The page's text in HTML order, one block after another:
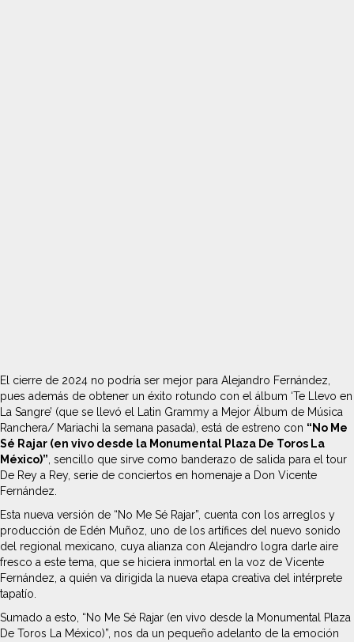
El cierre de 2024 no podría ser mejor para Alejandro Fernández,
pues además de obtener un éxito rotundo con el álbum ‘Te Llevo en
La Sangre’ (que se llevó el Latin Grammy a Mejor Álbum de Música
Ranchera/ Mariachi la semana pasada), está de estreno con “No Me
Sé Rajar (en vivo desde la Monumental Plaza De Toros La
México)”, sencillo que sirve como banderazo de salida para el tour
De Rey a Rey, serie de conciertos en homenaje a Don Vicente
Fernández.
Esta nueva versión de “No Me Sé Rajar”, cuenta con los arreglos y
producción de Edén Muñoz, uno de los artífices del nuevo sonido
del regional mexicano, cuya alianza con Alejandro logra darle aire
fresco a este tema, que se hiciera inmortal en la voz de Vicente
Fernández, a quién va dirigida la nueva etapa creativa del intérprete
tapatío.
Sumado a esto, “No Me Sé Rajar (en vivo desde la Monumental Plaza
De Toros La México)”, nos da un pequeño adelanto de la emoción